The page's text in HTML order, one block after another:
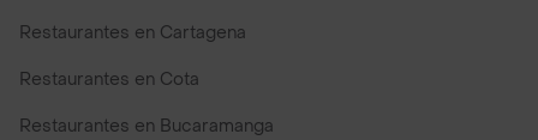
Restaurantes en Cartagena
Restaurantes en Cota
Restaurantes en Bucaramanga